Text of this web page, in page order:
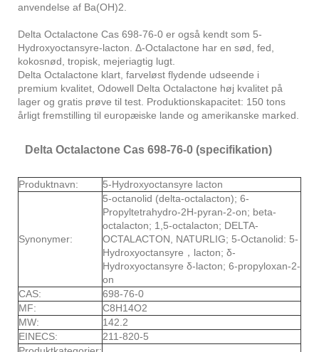
anvendelse af Ba(OH)2.
Delta Octalactone Cas 698-76-0 er også kendt som 5-
Hydroxyoctansyre-lacton. Δ-Octalactone har en sød, fed,
kokosnød, tropisk, mejeriagtig lugt.
Delta Octalactone klart, farveløst flydende udseende i
premium kvalitet, Odowell Delta Octalactone høj kvalitet på
lager og gratis prøve til test. Produktionskapacitet: 150 tons
årligt fremstilling til europæiske lande og amerikanske marked.
Delta Octalactone Cas 698-76-0 (specifikation)
Produktnavn: 5-Hydroxyoctansyre lacton
Synonymer:
5-octanolid (delta-octalacton); 6-
Propyltetrahydro-2H-pyran-2-on; beta-
octalacton; 1,5-octalacton; DELTA-
OCTALACTON, NATURLIG; 5-Octanolid: 5-
Hydroxyoctansyre，lacton; δ-
Hydroxyoctansyre δ-lacton; 6-propyloxan-2-
on
CAS:
698-76-0
MF:
C8H14O2
MW:
142.2
EINECS:
211-820-5